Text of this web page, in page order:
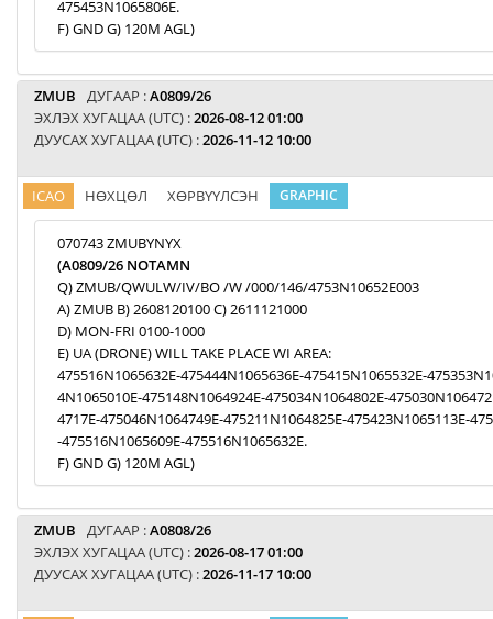
475453N1065806E.
F) GND G) 120M AGL)
ZMUB ДУГААР :A0809/26
ЭХЛЭХ ХУГАЦАА (UTC) :2026-08-12 01:00
ДУУСАХ ХУГАЦАА (UTC) :2026-11-12 10:00
ICAO НӨХЦӨЛ ХӨРВҮҮЛСЭН GRAPHIC
070743 ZMUBYNYX
(A0809/26 NOTAMN
Q) ZMUB/QWULW/IV/BO /W /000/146/4753N10652E003
A) ZMUB B) 2608120100 C) 2611121000
D) MON-FRI 0100-1000
E) UA (DRONE) WILL TAKE PLACE WI AREA:
475516N1065632E-475444N1065636E-475415N1065532E-
4N1065010E-475148N1064924E-475034N1064802E-
4717E-475046N1064749E-475211N1064825E-475423N1065113E-
-475516N1065609E-475516N1065632E.
F) GND G) 120M AGL)
ZMUB ДУГААР :A0808/26
ЭХЛЭХ ХУГАЦАА (UTC) :2026-08-17 01:00
ДУУСАХ ХУГАЦАА (UTC) :2026-11-17 10:00